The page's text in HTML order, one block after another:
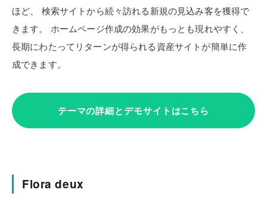
ほど、
検索サイトから続々訪れる新規の見込み客を獲得で
きます。
ホームページ作成の効果がもっとも現れやすく、
長期にわたってリターンが得られる資産サイトが簡単に作
成できます。
テーマの詳細とデモサイトはこちら
Flora deux